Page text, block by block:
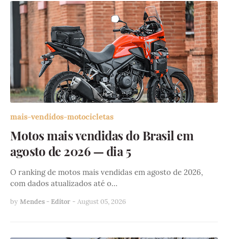
mais-vendidos-motocicletas
Motos mais vendidas do Brasil em
agosto de 2026 — dia 5
O ranking de motos mais vendidas em agosto de 2026,
com dados atualizados até o…
by Mendes - Editor - August 05, 2026